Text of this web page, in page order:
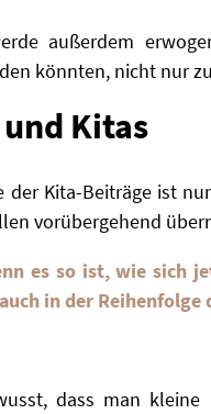
außerdem
könnten, nicht nur
Kitas
der Kita-Beiträge ist
vorübergehend
es so ist, wiesich
in der Reihenfolge
dass man kleine